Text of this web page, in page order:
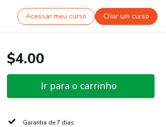
Acessar meu curso Criar um curso
$4.00
Ir para o carrinho
Garantia de 7 dias